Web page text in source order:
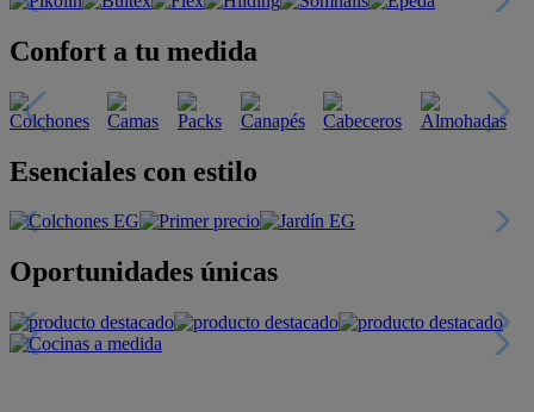
Confort a tu medida
Esenciales con estilo
Oportunidades únicas